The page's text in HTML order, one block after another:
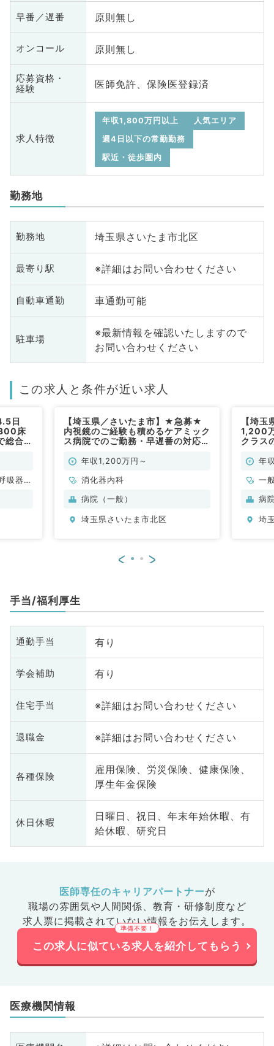
早番／遅番 原則無し
オンコール 原則無し
応募資格・
経験
医師免許、保険医登録済
求人特徴
年収1,800万円以上
人気エリア
週4日以下の常勤勤務
駅近・徒歩圏内
勤務地
勤務地 埼玉県さいたま市北区
最寄り駅 ※詳細はお問い合わせください
自動車通勤 車通勤可能
駐車場
※最新情報を確認いたしますので
お問い合わせください
この求人と条件が近い求人
日
床
総合的
吸器内
【埼玉県／さいたま市】★急募★
内視鏡のご経験も積めるケアミック
ス病院でのご勤務・早遅番の対応な
器内科／常勤）
年収1,200万円～
消化器内科
病院（一般）
埼玉県さいたま市北区
【埼
1,200
クラス
勤）年
一
科
病
埼
< >
手当/福利厚生
通勤手当 有り
学会補助 有り
住宅手当 ※詳細はお問い合わせください
退職金 ※詳細はお問い合わせください
各種保険
雇用保険、労災保険、健康保険、
厚生年金保険
休日休暇
日曜日、祝日、年末年始休暇、有
給休暇、研究日
医師専任のキャリアパートナーが
職場の雰囲気や人間関係、 教育・研修制度など
求人票に掲載されていない情報をお伝えします。
この求人に似ている求人を紹介してもらう
医療機関情報